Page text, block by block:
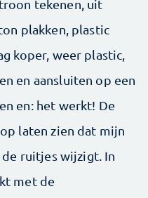
tekenen, uit
plakken, plastic
koper, weer plastic,
en aansluiten op een
en: het werkt! De
laten zien dat mijn
ruitjes wijzigt. In
met de